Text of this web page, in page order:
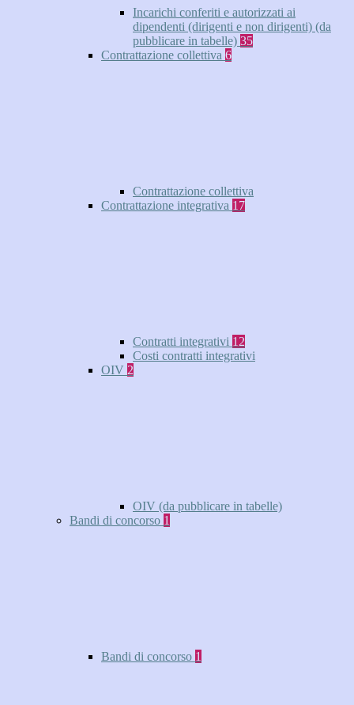
Incarichi conferiti e autorizzati ai
dipendenti (dirigenti e non dirigenti) (da
pubblicare in tabelle) 35
Contrattazione collettiva 6
Contrattazione collettiva
Contrattazione integrativa 17
Contratti integrativi 12
Costi contratti integrativi
OIV 2
OIV (da pubblicare in tabelle)
Bandi di concorso 1
Bandi di concorso 1